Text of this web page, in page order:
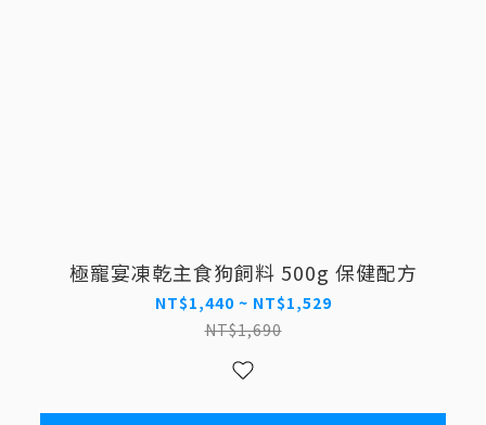
極寵宴凍乾主食狗飼料 500g 保健配方
NT$1,440 ~ NT$1,529
NT$1,690